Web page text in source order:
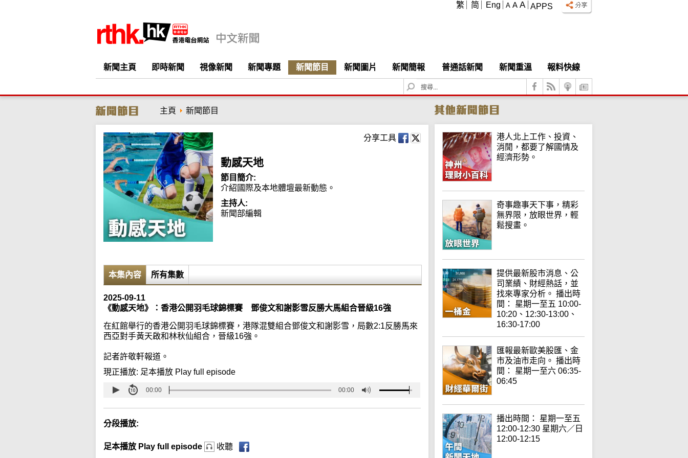
APPS
A A A
繁 简 Eng
新聞主頁 即時新聞 視像新聞 新聞專題 新聞節目 新聞圖片 新聞簡報 普通話新聞 新聞重溫
報料快線
S
e
c
h
主頁 新聞節目
分享工具
動感天地
節目簡介:
介紹國際及本地體壇最新動態。
主持人:
新聞部編輯
本集內容 所有集數
2025-09-11
《動感天地》：香港公開羽毛球錦標賽 鄧俊文和謝影雪反勝大馬組合晉級16強
在紅館舉行的香港公開羽毛球錦標賽，港隊混雙組合鄧俊文和謝影雪，局數2:1反勝馬來
西亞對手黃天啟和林秋仙組合，晉級16強。
記者許敬軒報道。
現正播放: 足本播放 Play full episode
00:00 00:00
分段播放:
足本播放 Play full episode 收聽
港人北上工作、投資、
消閒，都要了解國情及
經濟形勢。
奇事趣事天下事，精彩
無界限，放眼世界，輕
鬆搜畫。
提供最新股市消息、公
司業績、財經熱話，並
找來專家分析。 播出時
間： 星期一至五 10:00-
10:20、12:30-13:00、
16:30-17:00
匯報最新歐美股匯、金
市及油市走向。 播出時
間： 星期一至六 06:35-
06:45
播出時間： 星期一至五
12:00-12:30 星期六／日
12:00-12:15